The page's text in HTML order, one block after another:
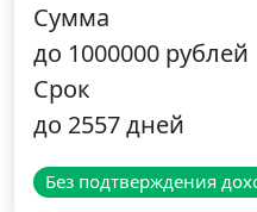
Сумма
до 1000000 рублей
Срок
до 2557 дней
Без подтверждения